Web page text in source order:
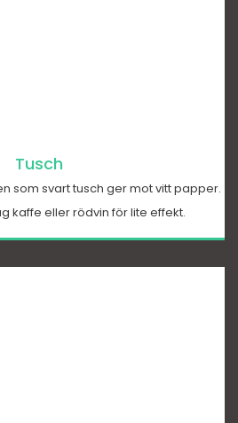
Tusch
som svart tusch ger mot vitt papper.
kaffe eller rödvin för lite effekt.